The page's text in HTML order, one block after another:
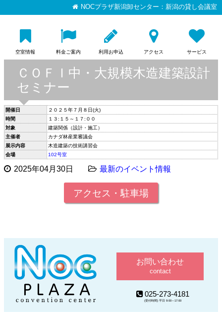
NOCプラザ新潟卸センター：新潟の貸し会議室
空室情報 料金ご案内 利用お申込 アクセス サービス
ＣＯＦＩ中・大規模木造建築設計
セミナー
開催日
２０２５年７月８日(火)
時間
１３:１５～１７:００
対象
建築関係（設計・施工）
主催者
カナダ林産業審議会
展示内容
木造建築の技術講習会
会場
102号室
2025年04月30日 最新のイベント情報
アクセス・駐車場
お問い合わせ
contact
025-273-4181
(受付時間) 平日 9:00～17:00